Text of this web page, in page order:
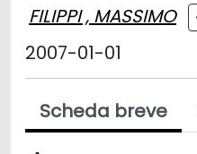
FILIPPI , MASSIMO
2007-01-01
Scheda breve